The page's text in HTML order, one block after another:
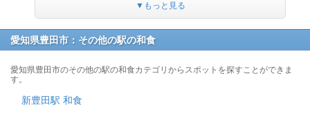
▼もっと見る
愛知県豊田市：その他の駅の和食
愛知県豊田市のその他の駅の和食カテゴリからスポットを探すことができま
す。
新豊田駅 和食